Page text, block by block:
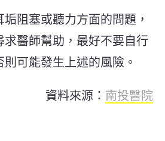
阻塞或聽力方面的問題，
求醫師幫助，最好不要自行
可能發生上述的風險。
資料來源： 南投醫院